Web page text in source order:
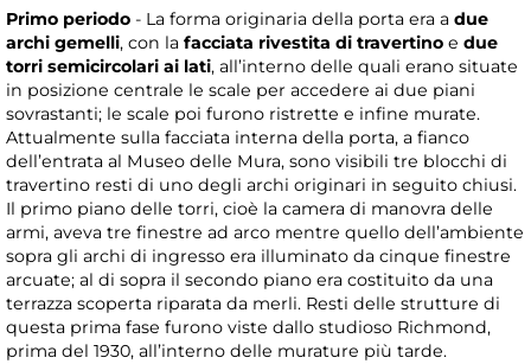
Primo periodo - La forma originaria della porta era a due
archi gemelli, con la facciata rivestita di travertino e due
torri semicircolari ai lati, all’interno delle quali erano situate
in posizione centrale le scale per accedere ai due piani
sovrastanti; le scale poi furono ristrette e infine murate.
Attualmente sulla facciata interna della porta, a fianco
dell’entrata al Museo delle Mura, sono visibili tre blocchi di
travertino resti di uno degli archi originari in seguito chiusi.
Il primo piano delle torri, cioè la camera di manovra delle
armi, aveva tre finestre ad arco mentre quello dell’ambiente
sopra gli archi di ingresso era illuminato da cinque finestre
arcuate; al di sopra il secondo piano era costituito da una
terrazza scoperta riparata da merli. Resti delle strutture di
questa prima fase furono viste dallo studioso Richmond,
prima del 1930, all’interno delle murature più tarde.